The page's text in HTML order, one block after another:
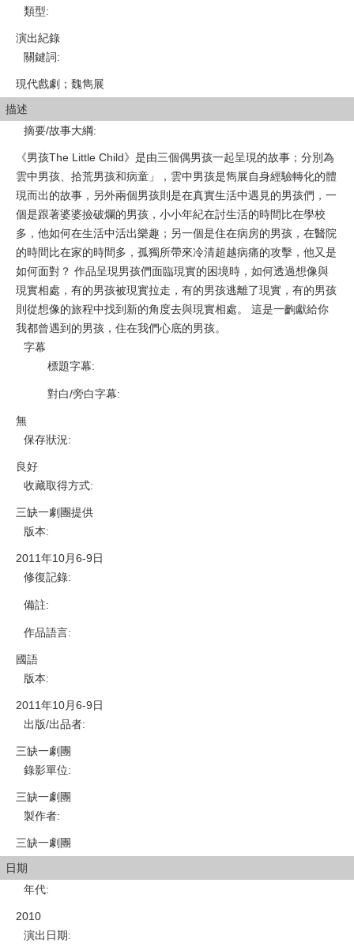
類型:
演出紀錄
關鍵詞:
現代戲劇；魏雋展
描述
摘要/故事大綱:
《男孩The Little Child》是由三個偶男孩一起呈現的故事；分別為
雲中男孩、拾荒男孩和病童」，雲中男孩是雋展自身經驗轉化的體
現而出的故事，另外兩個男孩則是在真實生活中遇見的男孩們，一
個是跟著婆婆撿破爛的男孩，小小年紀在討生活的時間比在學校
多，他如何在生活中活出樂趣；另一個是住在病房的男孩，在醫院
的時間比在家的時間多，孤獨所帶來冷清超越病痛的攻擊，他又是
如何面對？ 作品呈現男孩們面臨現實的困境時，如何透過想像與
現實相處，有的男孩被現實拉走，有的男孩逃離了現實，有的男孩
則從想像的旅程中找到新的角度去與現實相處。 這是一齣獻給你
我都曾遇到的男孩，住在我們心底的男孩。
字幕
標題字幕:
對白/旁白字幕:
無
保存狀況:
良好
收藏取得方式:
三缺一劇團提供
版本:
2011年10月6-9日
修復記錄:
備註:
作品語言:
國語
版本:
2011年10月6-9日
出版/出品者:
三缺一劇團
錄影單位:
三缺一劇團
製作者:
三缺一劇團
日期
年代:
2010
演出日期: